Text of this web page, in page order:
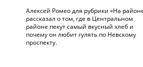
Алексей Ромео для рубрики «На
рассказал о том, где в Центральном
районе пекут самый вкусный хлеб и
почему он любит гулять по Невскому
проспекту.